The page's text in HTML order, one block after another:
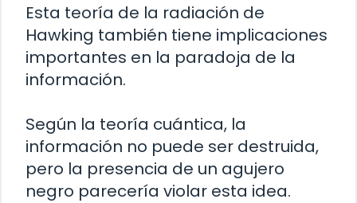
Esta teoría de la radiación de
Hawking también tiene implicaciones
importantes en la paradoja de la
información.
Según la teoría cuántica, la
información no puede ser destruida,
pero la presencia de un agujero
negro parecería violar esta idea.